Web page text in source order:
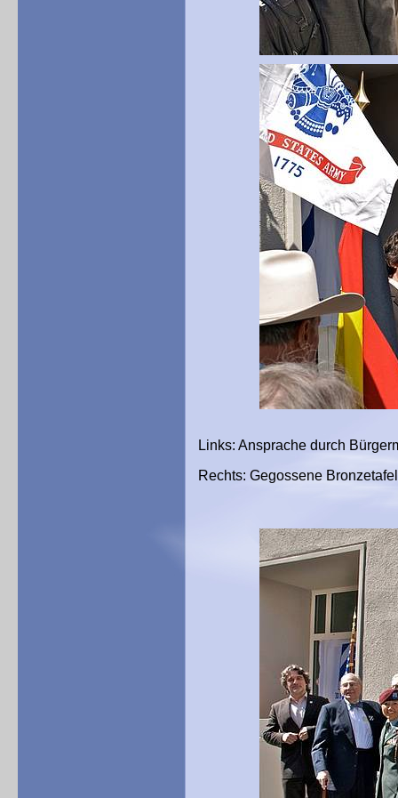
Links: Ansprache durch
Rechts: Gegossene